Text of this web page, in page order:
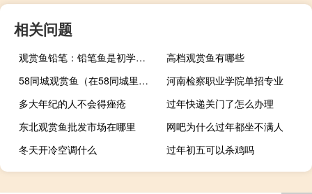
相关问题
观赏鱼铅笔：铅笔鱼是初学者比较容易饲养的观赏鱼
高档观赏鱼有哪些
58同城观赏鱼（在58同城里在线购买观赏鱼靠谱吗？）
河南检察职业学院单招专业
多大年纪的人不会得痤疮
过年快递关门了怎么办理
东北观赏鱼批发市场在哪里
网吧为什么过年都坐不满人
冬天开冷空调什么
过年初五可以杀鸡吗
求电脑主板大中小三个等级的尺寸
湖南水族